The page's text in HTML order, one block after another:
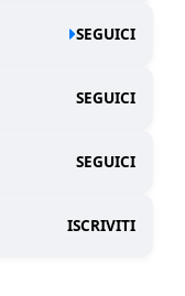
SEGUICI
SEGUICI
SEGUICI
ISCRIVITI